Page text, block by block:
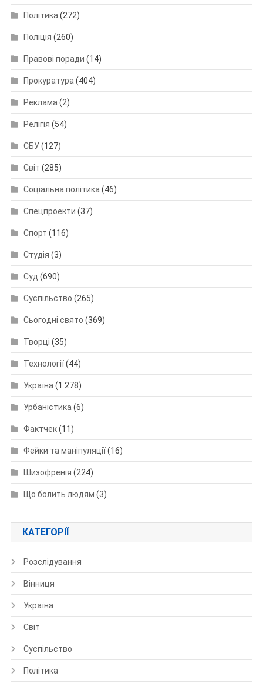
Політика (272)
Поліція (260)
Правові поради (14)
Прокуратура (404)
Реклама (2)
Релігія (54)
СБУ(127)
Світ (285)
Соціальна політика (46)
Спецпроекти (37)
Спорт (116)
Студія (3)
Суд (690)
Суспільство (265)
Сьогодні свято (369)
Творці (35)
Технології(44)
Україна (1 278)
Урбаністика (6)
Фактчек(11)
Фейки та маніпуляції(16)
Шизофренія (224)
Що болить людям (3)
КАТЕГОРІЇ
Розслідування
Вінниця
Україна
Світ
Суспільство
Політика